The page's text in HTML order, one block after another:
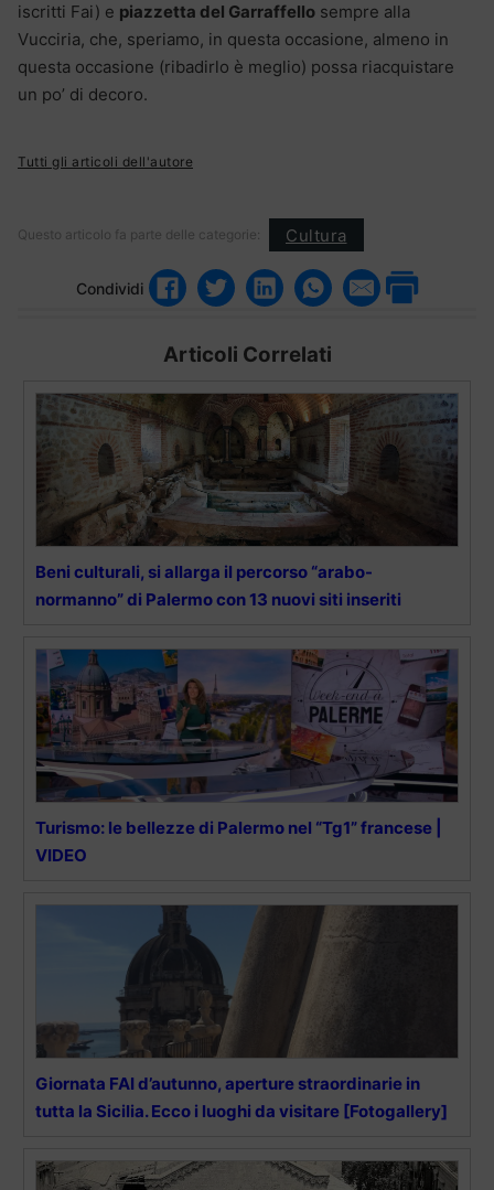
iscritti Fai) e piazzetta del Garraffello sempre alla
Vucciria, che, speriamo, in questa occasione, almeno in
questa occasione (ribadirlo è meglio) possa riacquistare
un po’ di decoro.
Tutti gli articoli dell'autore
Questo articolo fa parte delle categorie: Cultura
Condividi
Articoli Correlati
Beni culturali, si allarga il percorso “arabo-
normanno” di Palermo con 13 nuovi siti inseriti
Turismo: le bellezze di Palermo nel “Tg1” francese |
VIDEO
Giornata FAI d’autunno, aperture straordinarie in
tutta la Sicilia. Ecco i luoghi da visitare [Fotogallery]